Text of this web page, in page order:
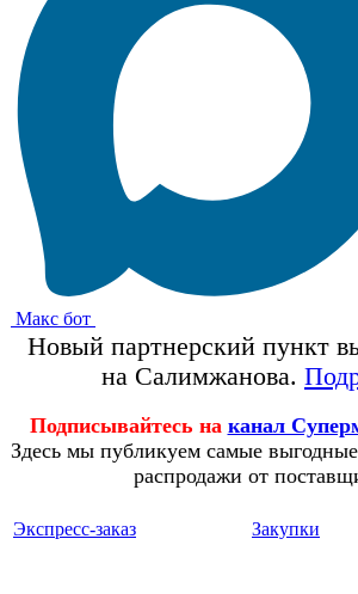
Макс бот
Новый партнерский пункт
на Салимжанова.
Подписывайтесь на канал
Здесь мы публикуем самые
распродажи от
Экспресс-заказ Закупки